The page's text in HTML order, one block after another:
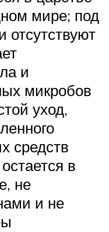
мире; под
и
микробов
уход,
средств
в
не
и не